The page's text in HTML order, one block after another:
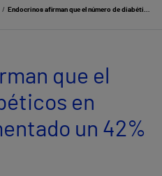
Endocrinos afirman que el número de diabéticos en España ha aumentado un 42% desde 2019
que el
en
un 42%